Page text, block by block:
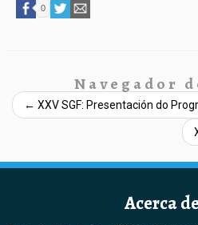
0
Navegador
← XXV SGF: Presentación do
Acerca